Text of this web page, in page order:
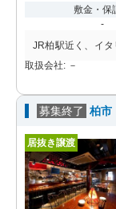
敷金・保
-
JR柏駅近く、イタ
取扱会社: －
募集終了 柏市
居抜き譲渡